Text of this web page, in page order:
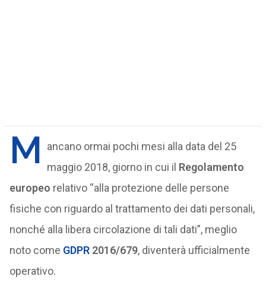
M
ancano ormai pochi mesi alla data del 25
maggio 2018, giorno in cui il Regolamento
europeo relativo “alla protezione delle persone
fisiche con riguardo al trattamento dei dati personali,
nonché alla libera circolazione di tali dati”, meglio
noto come GDPR2016/679, diventerà ufficialmente
operativo.